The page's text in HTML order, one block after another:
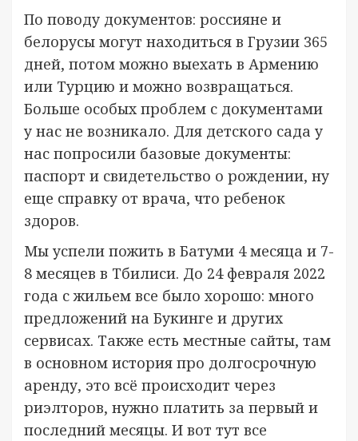
По поводу документов: россияне и
белорусы могут находиться в Грузии 365
дней, потом можно выехать в Армению
или Турцию и можно возвращаться.
Больше особых проблем с документами
у нас не возникало. Для детского сада у
нас попросили базовые документы:
паспорт и свидетельство о рождении, ну
еще справку от врача, что ребенок
здоров.
Мы успели пожить в Батуми 4 месяца и 7-
8 месяцев в Тбилиси. До 24 февраля 2022
года с жильем все было хорошо: много
предложений на Букинге и других
сервисах. Также есть местные сайты, там
в основном история про долгосрочную
аренду, это всё происходит через
риэлторов, нужно платить за первый и
последний месяцы. И вот тут все